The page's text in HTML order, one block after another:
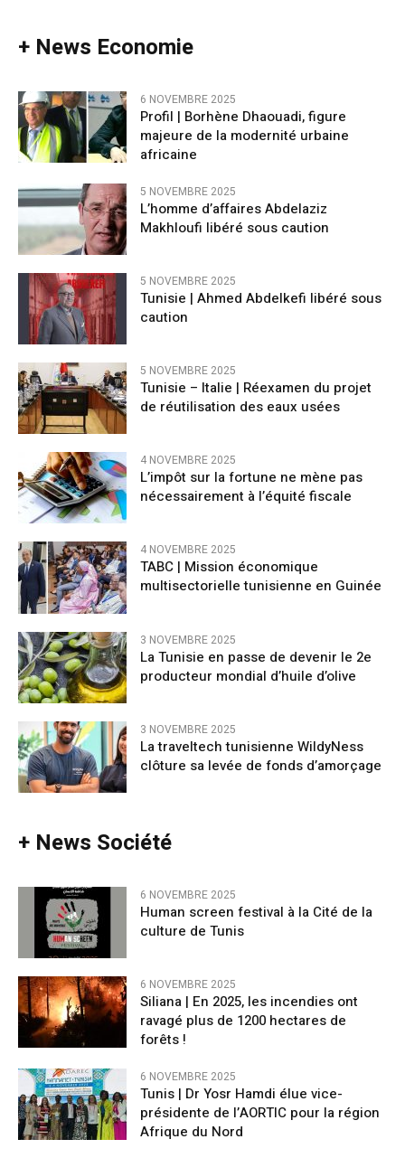
+ News Economie
6 NOVEMBRE 2025
Profil | Borhène Dhaouadi, figure
majeure de la modernité urbaine
africaine
5 NOVEMBRE 2025
L’homme d’affaires Abdelaziz
Makhloufi libéré sous caution
5 NOVEMBRE 2025
Tunisie | Ahmed Abdelkefi libéré sous
caution
5 NOVEMBRE 2025
Tunisie – Italie | Réexamen du projet
de réutilisation des eaux usées
4 NOVEMBRE 2025
L’impôt sur la fortune ne mène pas
nécessairement à l’équité fiscale
4 NOVEMBRE 2025
TABC | Mission économique
multisectorielle tunisienne en Guinée
3 NOVEMBRE 2025
La Tunisie en passe de devenir le 2e
producteur mondial d’huile d’olive
3 NOVEMBRE 2025
La traveltech tunisienne WildyNess
clôture sa levée de fonds d’amorçage
+ News Société
6 NOVEMBRE 2025
Human screen festival à la Cité de la
culture de Tunis
6 NOVEMBRE 2025
Siliana | En 2025, les incendies ont
ravagé plus de 1200 hectares de
forêts !
6 NOVEMBRE 2025
Tunis | Dr Yosr Hamdi élue vice-
présidente de l’AORTIC pour la région
Afrique du Nord